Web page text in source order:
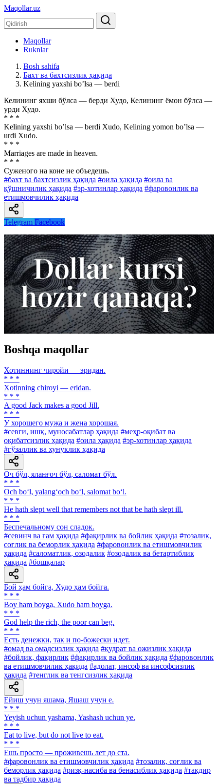
Maqollar.uz
Maqollar
Ruknlar
Bosh sahifa
Бахт ва бахтсизлик ҳақида
Kelining yaxshi boʼlsa — berdi
Келининг яхши бўлса — берди Худо, Келининг ёмон бўлса —
урди Худо.
* * *
Kelining yaxshi boʼlsa — berdi Xudo, Kelining yomon boʼlsa —
urdi Xudo.
* * *
Marriages are made in heaven.
* * *
Суженого на коне не объедешь.
#бахт ва бахтсизлик ҳақида #оила ҳақида #оила ва
қўшничилик ҳақида #эр-хотинлар ҳақида #фаровонлик ва
етишмовчилик ҳақида
Telegram Facebook
Boshqa maqollar
Хотиннинг чиройи — эридан.
* * *
Xotinning chiroyi — eridan.
* * *
A good Jack makes a good Jill.
* * *
У хорошего мужа и жена хорошая.
#севги, ишқ, муносабатлар ҳақида #меҳр-оқибат ва
оқибатсизлик ҳақида #оила ҳақида #эр-хотинлар ҳақида
#гўзаллик ва хунуклик ҳақида
Оч бўл, яланғоч бўл, саломат бўл.
* * *
Och bo‘l, yalang‘och bo‘l, salomat bo‘l.
* * *
He hath slept well that remembers not that be hath slept ill.
* * *
Беспечальному сон сладок.
#севинч ва ғам ҳақида #фақирлик ва бойлик ҳақида #тозалик,
соғлик ва беморлик ҳақида #фаровонлик ва етишмовчилик
ҳақида #саломатлик, озодалик #озодалик ва бетартиблик
ҳақида #бошқалар
Бой ҳам бойга, Худо ҳам бойга.
* * *
Boy ham boyga, Xudo ham boyga.
* * *
God help the rich, the poor can beg.
* * *
Есть денежки, так и по-божески идет.
#омад ва омадсизлик ҳақида #қудрат ва ожизлик ҳақида
#бойлик, фақирлик #фақирлик ва бойлик ҳақида #фаровонлик
ва етишмовчилик ҳақида #адолат, инсоф ва инсофсизлик
ҳақида #тенглик ва тенгсизлик ҳақида
Ейиш учун яшама, Яшаш учун е.
* * *
Yeyish uchun yashama, Yashash uchun ye.
* * *
Eat to live, but do not live to eat.
* * *
Ешь просто — проживешь лет до ста.
#фаровонлик ва етишмовчилик ҳақида #тозалик, соғлик ва
беморлик ҳақида #ризқ-насиба ва бенасиблик ҳақида #тақдир
ва тадбир ҳақида